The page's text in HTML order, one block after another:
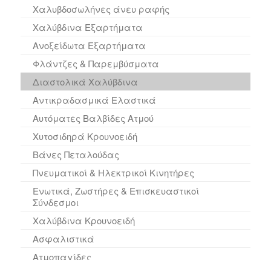
Χαλυβδοσωλήνες άνευ ραφής
Χαλύβδινα Εξαρτήματα
Ανοξείδωτα Εξαρτήματα
Φλάντζες & Παρεμβύσματα
Διαστολικά Χαλύβδινα
Αντικραδασμικά Ελαστικά
Αυτόματες Βαλβίδες Ατμού
Χυτοσιδηρά Κρουνοειδή
Βάνες Πεταλούδας
Πνευματικοί & Ηλεκτρικοί Κινητήρες
Ενωτικά, Ζωστήρες & Επισκευαστικοί
Σύνδεσμοι
Χαλύβδινα Kρουνοειδή
Ασφαλιστικά
Ατμοπαγίδες